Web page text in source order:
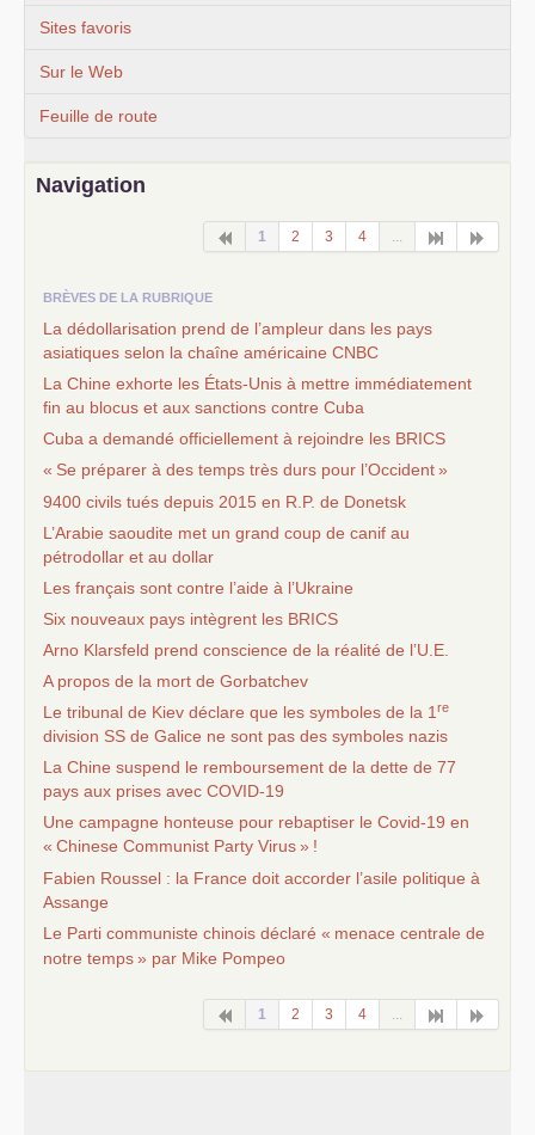
Sites favoris
Sur le Web
Feuille de route
Navigation
1 2 3 4 ...
BRÈVES DE LA RUBRIQUE
La dédollarisation prend de l’ampleur dans les pays
asiatiques selon la chaîne américaine CNBC
La Chine exhorte les États-Unis à mettre immédiatement
fin au blocus et aux sanctions contre Cuba
Cuba a demandé officiellement à rejoindre les BRICS
« Se préparer à des temps très durs pour l’Occident»
9400 civils tués depuis 2015 en R.P. de Donetsk
L’Arabie saoudite met un grand coup de canif au
pétrodollar et au dollar
Les français sont contre l’aide à l’Ukraine
Six nouveaux pays intègrent les BRICS
Arno Klarsfeld prend conscience de la réalité de l’U.E.
A propos de la mort de Gorbatchev
Le tribunal de Kiev déclare que les symboles de la 1 re
division SS de Galice ne sont pas des symboles nazis
La Chine suspend le remboursement de la dette de 77
pays aux prises avec COVID-19
Une campagne honteuse pour rebaptiser le Covid-19 en
« Chinese Communist Party Virus» !
Fabien Roussel : la France doit accorder l’asile politique à
Assange
Le Parti communiste chinois déclaré « menace centrale de
notre temps» par Mike Pompeo
1 2 3 4 ...